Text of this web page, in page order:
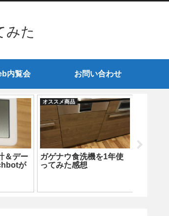
みた
内覧会 お問い合わせ
＆デー
が
オススメ商品
ガゲナウ食洗機を1年使
ってみた感想